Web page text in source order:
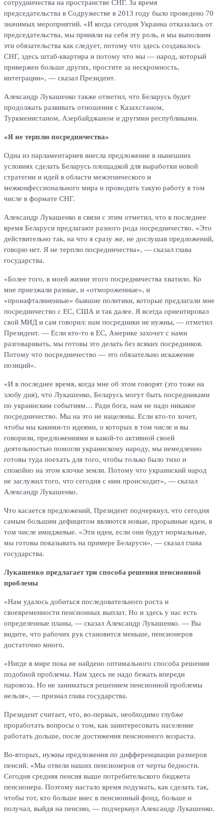
сотрудничества на пространстве СНГ. За время
председательства в Содружестве в 2013 году было проведено 70
значимых мероприятий. «И когда сегодня Украина отказалась от
председательства, мы приняли на себя эту роль, и мы выполним
эти обязательства как следует, потому что здесь создавалось
СНГ, здесь штаб-квартира и потому что мы — народ, который
привержен больше других, простите за нескромность,
интеграции», — сказал Президент.
Александр Лукашенко также отметил, что Беларусь будет
продолжать развивать отношения с Казахстаном,
Туркменистаном, Азербайджаном и другими республиками.
«Я не терплю посредничества»
Одна из парламентариев внесла предложение в нынешних
условиях сделать Беларусь площадкой для выработки новой
стратегии и идей в области межэтнического и
межконфессионального мира и проводить такую работу в том
числе в формате СНГ.
Александр Лукашенко в связи с этим отметил, что в последнее
время Беларуси предлагают разного рода посредничество. «Это
действительно так, на что я сразу же, не дослушав предложений,
говорю нет. Я не терплю посредничества», — сказал глава
государства.
«Более того, в моей жизни этого посредничества хватило. Ко
мне приезжали разные, и «отмороженные», и
«пронафталиненные» бывшие политики, которые предлагали мне
посредничество с ЕС, США и так далее. Я всегда ориентировал
свой МИД и сам говорил: нам посредники не нужны, — отметил
Президент. — Если кто-то в ЕС, Америке захочет с нами
разговаривать, мы готовы это делать без всяких посредников.
Потому что посредничество — это обязательно искажение
позиций».
«И в последнее время, когда мне об этом говорят (это тоже на
злобу дня), что Лукашенко, Беларусь могут быть посредниками
по украинским событиям… Ради бога, нам не надо никакое
посредничество. Мы на это не нацелены. Если кто-то хочет,
чтобы мы какими-то идеями, о которых в том числе и вы
говорили, предложениями и какой-то активной своей
деятельностью помогли украинскому народу, мы немедленно
готовы туда поехать для того, чтобы только было тихо и
спокойно на этом клочке земли. Потому что украинский народ
не заслужил того, что сегодня с ним происходит», — сказал
Александр Лукашенко.
Что касается предложений, Президент подчеркнул, что сегодня
самым большим дефицитом являются новые, прорывные идеи, в
том числе имиджевые. «Эти идеи, если они будут нормальные,
мы готовы показывать на примере Беларуси», — сказал глава
государства.
Лукашенко предлагает три способа решения пенсионной
проблемы
«Нам удалось добиться последовательного роста и
своевременности пенсионных выплат. Но и здесь у нас есть
определенные планы, — сказал Александр Лукашенко. — Вы
видите, что рабочих рук становится меньше, пенсионеров
достаточно много.
«Нигде в мире пока не найдено оптимального способа решения
подобной проблемы. Нам здесь не надо бежать впереди
паровоза. Но не заниматься решением пенсионной проблемы
нельзя», — признал глава государства.
Президент считает, что, во-первых, необходимо глубже
проработать вопросы о том, как заинтересовать население
работать дольше, после достижения пенсионного возраста.
Во-вторых, нужны предложения по дифференциации размеров
пенсий. «Мы отвели наших пенсионеров от черты бедности.
Сегодня средняя пенсия выше потребительского бюджета
пенсионера. Поэтому настало время подумать, как сделать так,
чтобы тот, кто больше внес в пенсионный фонд, больше и
получал, выйдя на пенсию, — подчеркнул Александр Лукашенко.